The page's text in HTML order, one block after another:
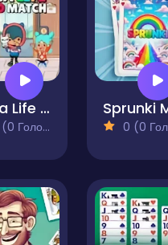
Toca Life Memory Card Match
Голосів) 0 (0